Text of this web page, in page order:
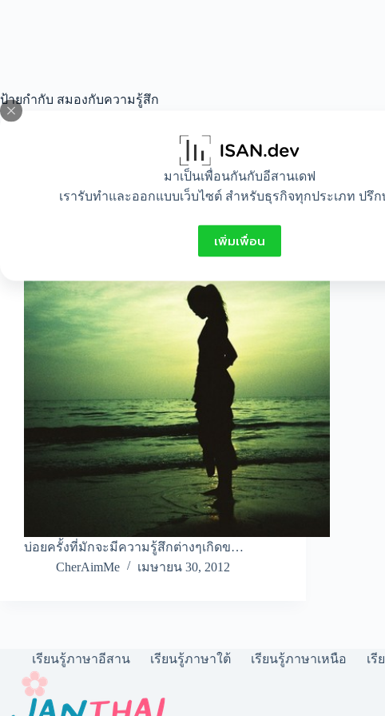
มาเป็นเพื่อนกันกับอีสานเดฟ
เรารับทำและออกแบบเว็บไซต์ สำหรับธุรกิจทุกประเภท ปรึ
เพิ่มเพื่อน
ป้ายกำกับ สมองกับความรู้สึก
Lifestyle
บ่อยครั้งที่มักจะมีความรู้สึกต่างๆเกิดข…
CherAimMe
เมษายน 30, 2012
เรียนรู้ภาษาอีสาน เรียนรู้ภาษาใต้ เรียนรู้ภาษาเหนือ เรี